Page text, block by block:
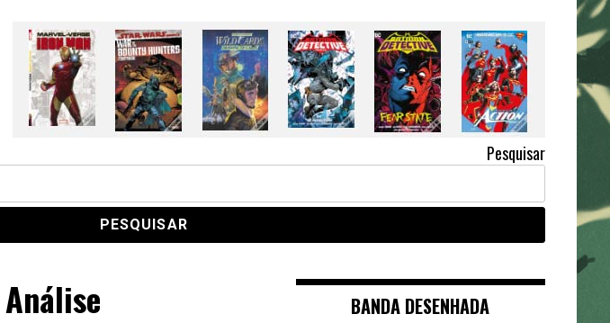
Pesquisar
BANDA DESENHADA